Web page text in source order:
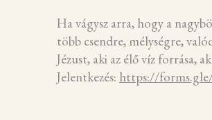
Ha vágysz arra, hogy a
több csendre, mélységre,
Jézust, aki az élő víz forrása,
Jelentkezés: https://